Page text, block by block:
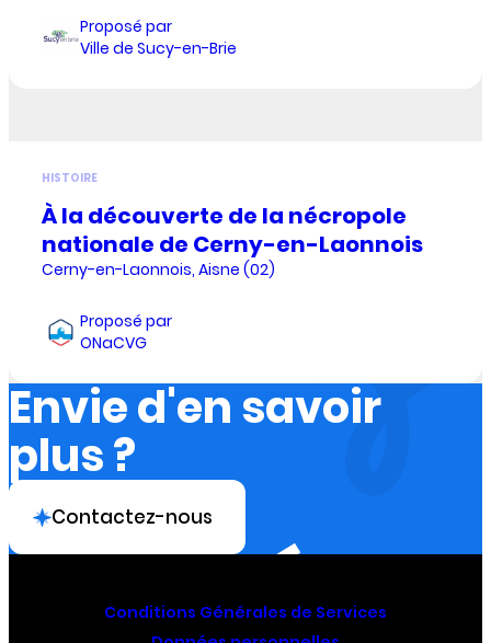
Proposé par
Ville de Sucy-en-Brie
HISTOIRE
À la découverte de la nécropole
nationale de Cerny-en-Laonnois
Cerny-en-Laonnois, Aisne (02)
Proposé par
ONaCVG
Envie d'en savoir
plus ?
Contactez-nous
Conditions Générales de Services